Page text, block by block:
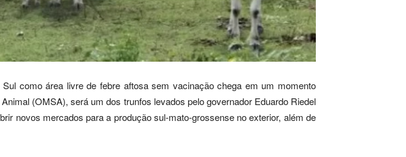
como área livre de febre aftosa sem vacinação chega em um momento
(OMSA), será um dos trunfos levados pelo governador Eduardo Riedel
novos mercados para a produção sul-mato-grossense no exterior, além de